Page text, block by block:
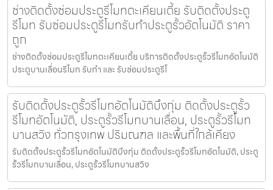
ช่างติดตั้งซ่อมประตูรีโมทตะเคียนเตี้ย รับติดตั้งประตู
รีโมท รับซ่อมประตูรีโมทรับทำประตูรั้วอัตโนมัติ ราคา
ถูก
ช่างติดตั้งซ่อมประตูรีโมทตะเคียนเตี้ย บริการติดตั้งประตูรั้วรีโมทอัตโนมัติ
ประตูบานเลื่อนรีโมท รับทำ และ รับซ่อมประตูรีโ
รับติดตั้งประตูรั้วรีโมทอัตโนมัติบึงกุ่ม ติดตั้งประตูรั้ว
รีโมทอัตโนมัติ, ประตูรั้วรีโมทบานเลื่อน, ประตูรั้วรีโมท
บานสวิง ทั่วกรุงเทพ ปริมณฑล และพื้นที่ใกล้เคียง
รับติดตั้งประตูรั้วรีโมทอัตโนมัติบึงกุ่ม ติดตั้งประตูรั้วรีโมทอัตโนมัติ, ประตู
รั้วรีโมทบานเลื่อน, ประตูรั้วรีโมทบานสวิง